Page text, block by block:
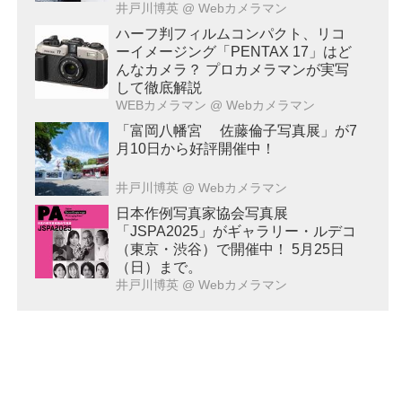
井戸川博英 @ Webカメラマン
ハーフ判フィルムコンパクト、リコ
ーイメージング「PENTAX 17」はど
んなカメラ？ プロカメラマンが実写
して徹底解説
WEBカメラマン @ Webカメラマン
「富岡八幡宮 佐藤倫子写真展」が7
月10日から好評開催中！
井戸川博英 @ Webカメラマン
日本作例写真家協会写真展
「JSPA2025」がギャラリー・ルデコ
（東京・渋谷）で開催中！ 5月25日
（日）まで。
井戸川博英 @ Webカメラマン